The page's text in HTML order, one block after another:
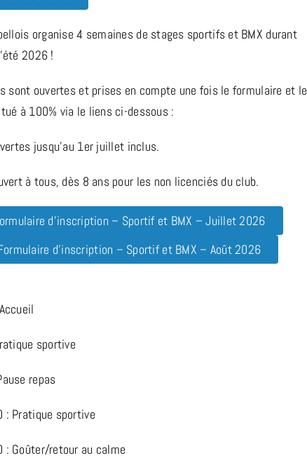
organise 4 semaines de stages sportifs et BMX durant
2026 !
sont ouvertes et prises en compte une fois le formulaire et le
à 100% via le liens ci-dessous :
jusqu’au 1er juillet inclus.
à tous, dès 8 ans pour les non licenciés du club.
d’inscription – Sportif et BMX – Juillet 2026
d’inscription – Sportif et BMX – Août 2026
sportive
repas
: Pratique sportive
: Goûter/retour au calme